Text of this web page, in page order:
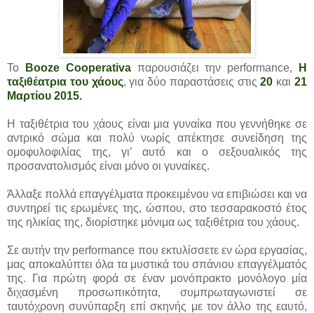
To Booze Cooperativaπαρουσιάζει την performance,
Η
ταξιθέατρια του χάους, για δύο παραστάσεις στις 20 και21
Μαρτίου 2015.
Η ταξιθέτρια του χάους είναι μια γυναίκα που γεννήθηκε σε
αντρικό σώμα και πολύ νωρίς απέκτησε συνείδηση της
ομοφυλοφιλίας της, γι’ αυτό και ο σεξουαλικός της
προσανατολισμός είναι μόνο οι γυναίκες.
Άλλαξε πολλά επαγγέλματα προκειμένου να επιβιώσει και να
συντηρεί τις ερωμένες της, ώσπου, στο τεσσαρακοστό έτος
της ηλικίας της, διορίστηκε μόνιμα ως ταξιθέτρια του χάους.
Σε αυτήν την performance που εκτυλίσσετε εν ώρα εργασίας,
μας αποκαλύπτει όλα τα μυστικά του σπάνιου επαγγέλματός
της. Για πρώτη φορά σε έναν μονόπρακτο μονόλογο μία
διχασμένη προσωπικότητα, συμπρωταγωνιστεί σε
ταυτόχρονη συνύπαρξη επί σκηνής με τον άλλο της εαυτό,